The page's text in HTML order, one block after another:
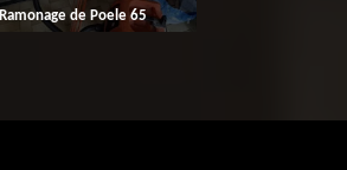
Ramonage de Poele 65